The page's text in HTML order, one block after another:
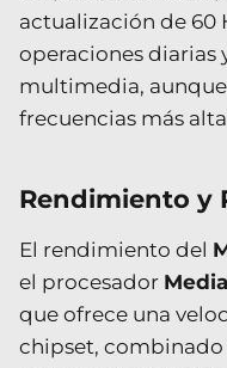
actualización de 60
operaciones diarias
multimedia,
frecuencias más
Rendimiento y
El rendimiento del
el procesador
que ofrece una
chipset, combinado